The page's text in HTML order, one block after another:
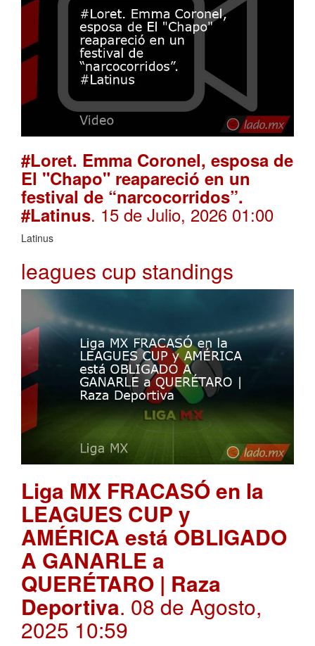
#Loret. Emma Coronel, esposa de
El "Chapo" reapareció en un
festival de “narcocorridos”.
#Latinus. 15 de Julio, 2026 01:00
Latinus
leagues cup standings
Liga MX FRACASÓ en la
LEAGUES CUP y
AMÉRICA está OBLIGADO
A GANARLE a
QUERÉTARO | Raza
Deportiva. 08 de Agosto,
2025 10:59